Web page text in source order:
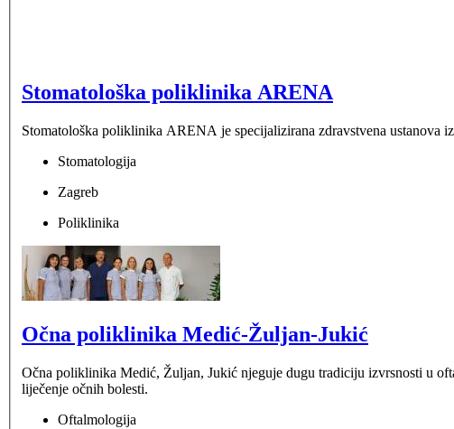
Stomatološka poliklinika ARENA
Stomatološka poliklinika ARENA je specijalizirana zdravstvena ustanova
Stomatologija
Zagreb
Poliklinika
Očna poliklinika Medić-Žuljan-Jukić
Očna poliklinika Medić, Žuljan, Jukić njeguje dugu tradiciju izvrsnosti u
liječenje očnih bolesti.
Oftalmologija